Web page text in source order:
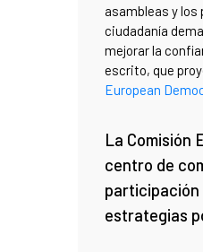
asambleas y los
ciudadanía
mejorar la
escrito, que
European
La Comisión
centro de
participación
estrategias